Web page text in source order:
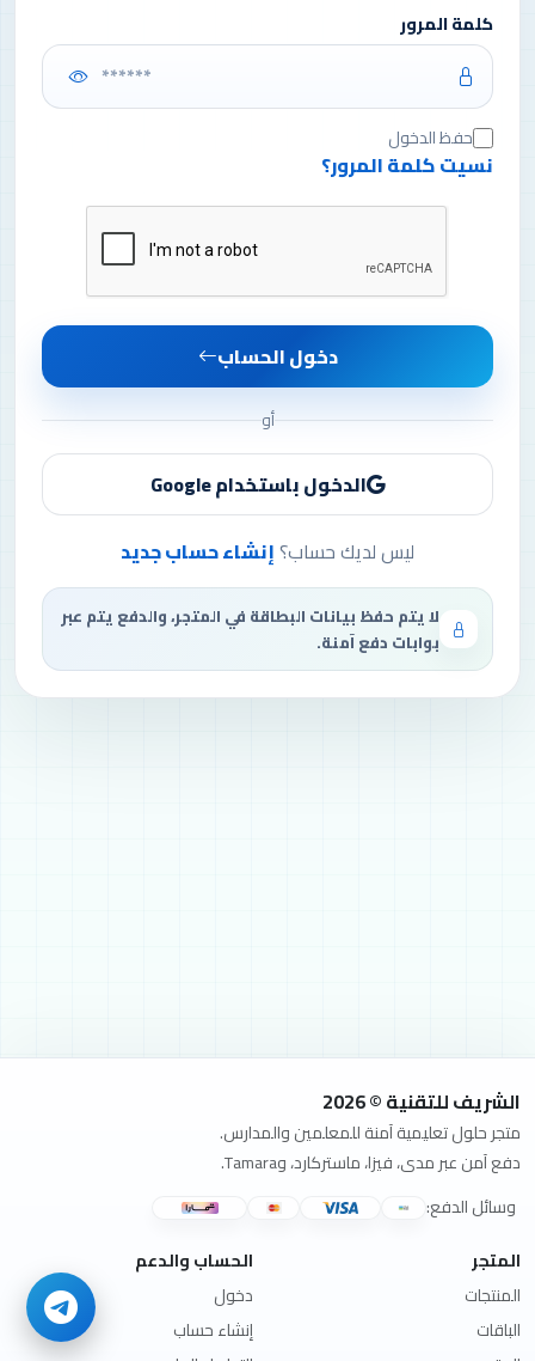
كلمة المرور
حفظ الدخول
نسيت كلمة المرور؟
دخول الحساب
أو
الدخول باستخدام Google
ليس لديك حساب؟إنشاء حساب جديد
لا يتم حفظ بيانات البطاقة في المتجر، والدفع يتم عبر
بوابات دفع آمنة.
الشريف للتقنية © 2026
متجر حلول تعليمية آمنة للمعلمين والمدارس.
دفع آمن عبر مدى، فيزا، ماستركارد، وTamara.
وسائل الدفع:
المتجر
المنتجات
الباقات
الحساب والدعم
دخول
إنشاء حساب